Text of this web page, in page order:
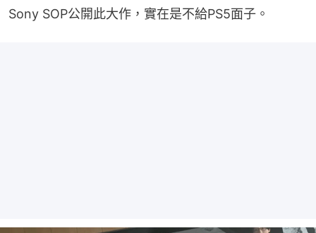
Sony SOP公開此大作，實在是不給PS5面子。